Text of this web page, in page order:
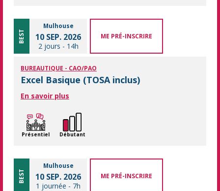
BEST
Mulhouse
10 SEP. 2026
2 jours - 14h
ME PRÉ-INSCRIRE
BUREAUTIQUE - CAO/PAO
Excel Basique (TOSA inclus)
En savoir plus
Présentiel Débutant
BEST
Mulhouse
10 SEP. 2026
1 journée - 7h
ME PRÉ-INSCRIRE